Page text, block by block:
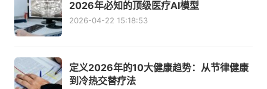
2026年必知的顶级医疗AI模型
2026-04-22 15:18:53
定义2026年的10大健康趋势：从节律健康
到冷热交替疗法